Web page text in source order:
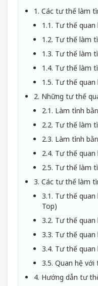
1. Các tư thế làm
1.1. Tư thế
1.2. Tư thế làm
1.3. Tư thế làm
1.4. Tư thế làm
1.5. Tư thế
2. Những tư thế
2.1. Làm tình
2.2. Tư thế làm
2.3. Làm tình
2.4. Tư thế
2.5. Tư thế làm
3. Các tư thế làm
3.1. Tư thế
Top)
3.2. Tư thế quan
3.3. Tư thế
3.4. Tư thế
3.5. Quan hệ
4. Hướng dẫn tư